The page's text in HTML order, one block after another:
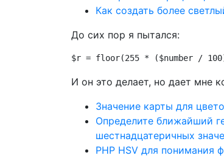
Как создать более
До сих пор я пытался:
$r = floor(255 * ($number /
И он это делает, но дает мне
Значение карты для
Определите ближайший
шестнадцатеричных
PHP HSV для понимания